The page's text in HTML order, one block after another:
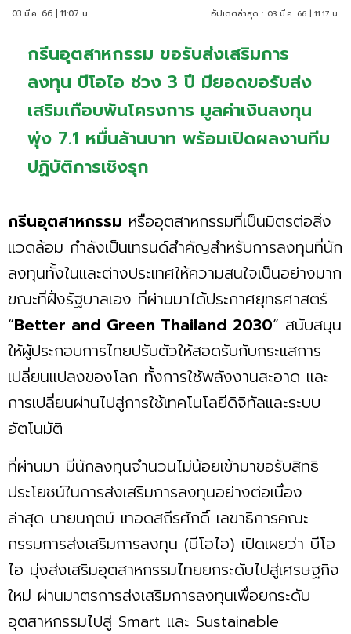
03 มี.ค. 66 | 11:07 น. อัปเดตล่าสุด : 03 มี.ค. 66 | 11:17 น.
กรีนอุตสาหกรรม ขอรับส่งเสริมการ
ลงทุน บีโอไอ ช่วง 3 ปี มียอดขอรับส่ง
เสริมเกือบพันโครงการ มูลค่าเงินลงทุน
พุ่ง 7.1 หมื่นล้านบาท พร้อมเปิดผลงานทีม
ปฏิบัติการเชิงรุก
กรีนอุตสาหกรรม หรืออุตสาหกรรมที่เป็นมิตรต่อสิ่ง
แวดล้อม กำลังเป็นเทรนด์สำคัญสำหรับการลงทุนที่นัก
ลงทุนทั้งในและต่างประเทศให้ความสนใจเป็นอย่างมาก
ขณะที่ฝั่งรัฐบาลเอง ที่ผ่านมาได้ประกาศยุทธศาสตร์
“Better and Green Thailand 2030” สนับสนุน
ให้ผู้ประกอบการไทยปรับตัวให้สอดรับกับกระแสการ
เปลี่ยนแปลงของโลก ทั้งการใช้พลังงานสะอาด และ
การเปลี่ยนผ่านไปสู่การใช้เทคโนโลยีดิจิทัลและระบบ
อัตโนมัติ
ที่ผ่านมา มีนักลงทุนจำนวนไม่น้อยเข้ามาขอรับสิทธิ
ประโยชน์ในการส่งเสริมการลงทุนอย่างต่อเนื่อง
ล่าสุด นายนฤตม์ เทอดสถีรศักดิ์ เลขาธิการคณะ
กรรมการส่งเสริมการลงทุน (บีโอไอ) เปิดเผยว่า บีโอ
ไอ มุ่งส่งเสริมอุตสาหกรรมไทยยกระดับไปสู่เศรษฐกิจ
ใหม่ ผ่านมาตรการส่งเสริมการลงทุนเพื่อยกระดับ
อุตสาหกรรมไปสู่ Smart และ Sustainable